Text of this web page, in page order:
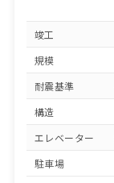
竣工
規模
耐震基準
構造
エレベーター
駐車場